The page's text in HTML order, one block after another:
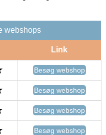
webshops
Link
Besøg webshop
Besøg webshop
Besøg webshop
Besøg webshop